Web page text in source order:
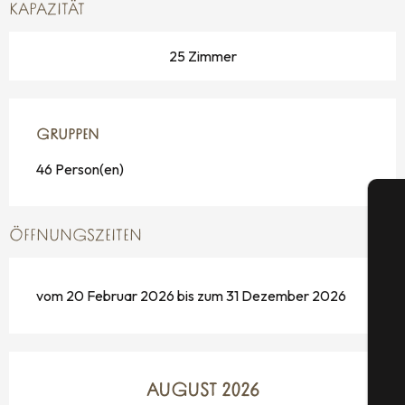
KAPAZITÄT
25 Zimmer
GRUPPEN
GRUPPEN
46 Person(en)
ÖFFNUNGSZEITEN
vom 20 Februar 2026 bis zum 31 Dezember 2026
AUGUST 2026